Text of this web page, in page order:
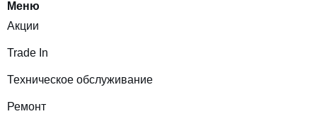
Меню
Акции
Trade In
Техническое обслуживание
Ремонт